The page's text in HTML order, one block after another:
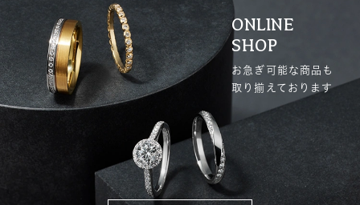
ONLINE
SHOP
お急ぎ可能な商品も
取り揃えております